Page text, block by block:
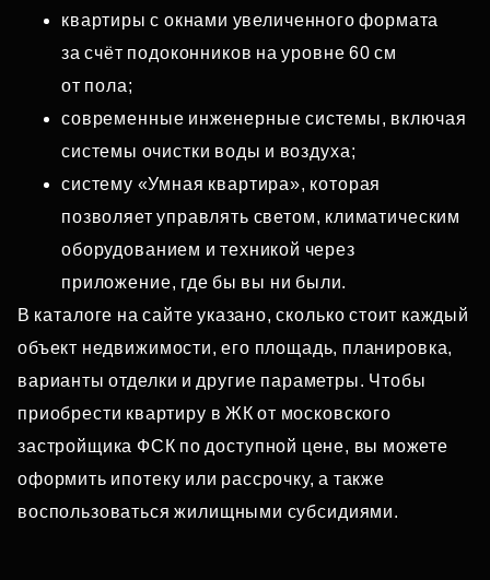
квартиры с окнами увеличенного формата
за счёт подоконников на уровне 60 см
от пола;
современные инженерные системы, включая
системы очистки воды и воздуха;
систему «Умная квартира», которая
позволяет управлять светом, климатическим
оборудованием и техникой через
приложение, где бы вы ни были.
В каталоге на сайте указано, сколько стоит каждый
объект недвижимости, его площадь, планировка,
варианты отделки и другие параметры. Чтобы
приобрести квартиру в ЖК от московского
застройщика ФСК по доступной цене, вы можете
оформить ипотеку или рассрочку, а также
воспользоваться жилищными субсидиями.